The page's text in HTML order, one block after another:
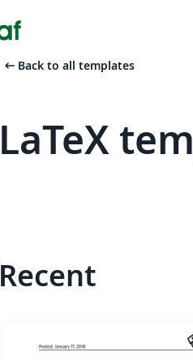
arrow_left_alt Back to all templates
LaTeX
Recent